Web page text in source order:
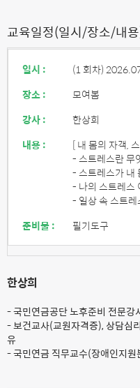
교육일정(일시/장소/내
일시 : (1 회차)
장소 :
모여봄
강사 :
한상희
내용 :
[ 내 몸의 자객,
- 스트레스란 무
- 스트레스가 내
- 나의 스트레스
- 일상 속 스트레
준비물 :
필기도구
한상희
- 국민연금공단 노후준비 전문강
- 보건교사(교원자격증), 상담심
유
- 국민연금 직무교수(장애인지원